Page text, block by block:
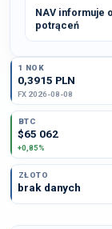
NAV informuje
potrąceń
1 NOK
0,3915 PLN
FX 2026-08-08
BTC
$65 062
+0,85%
ZŁOTO
brak danych